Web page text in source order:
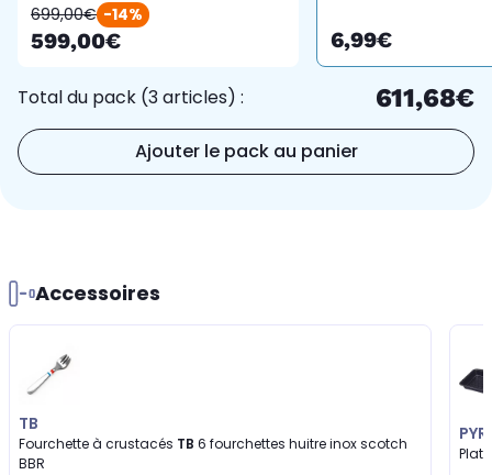
699,00€ -14%
599,00€ 6,99€
Total du pack (3 articles) : 611,68€
Ajouter le pack au panier
Accessoires
TB
Fourchette à crustacés TB
BBR
Plat